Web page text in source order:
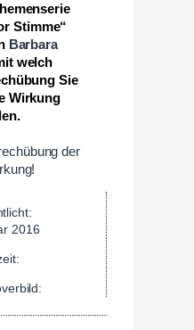
Stimme“
Barbara
welch
Sie
Wirkung
2016